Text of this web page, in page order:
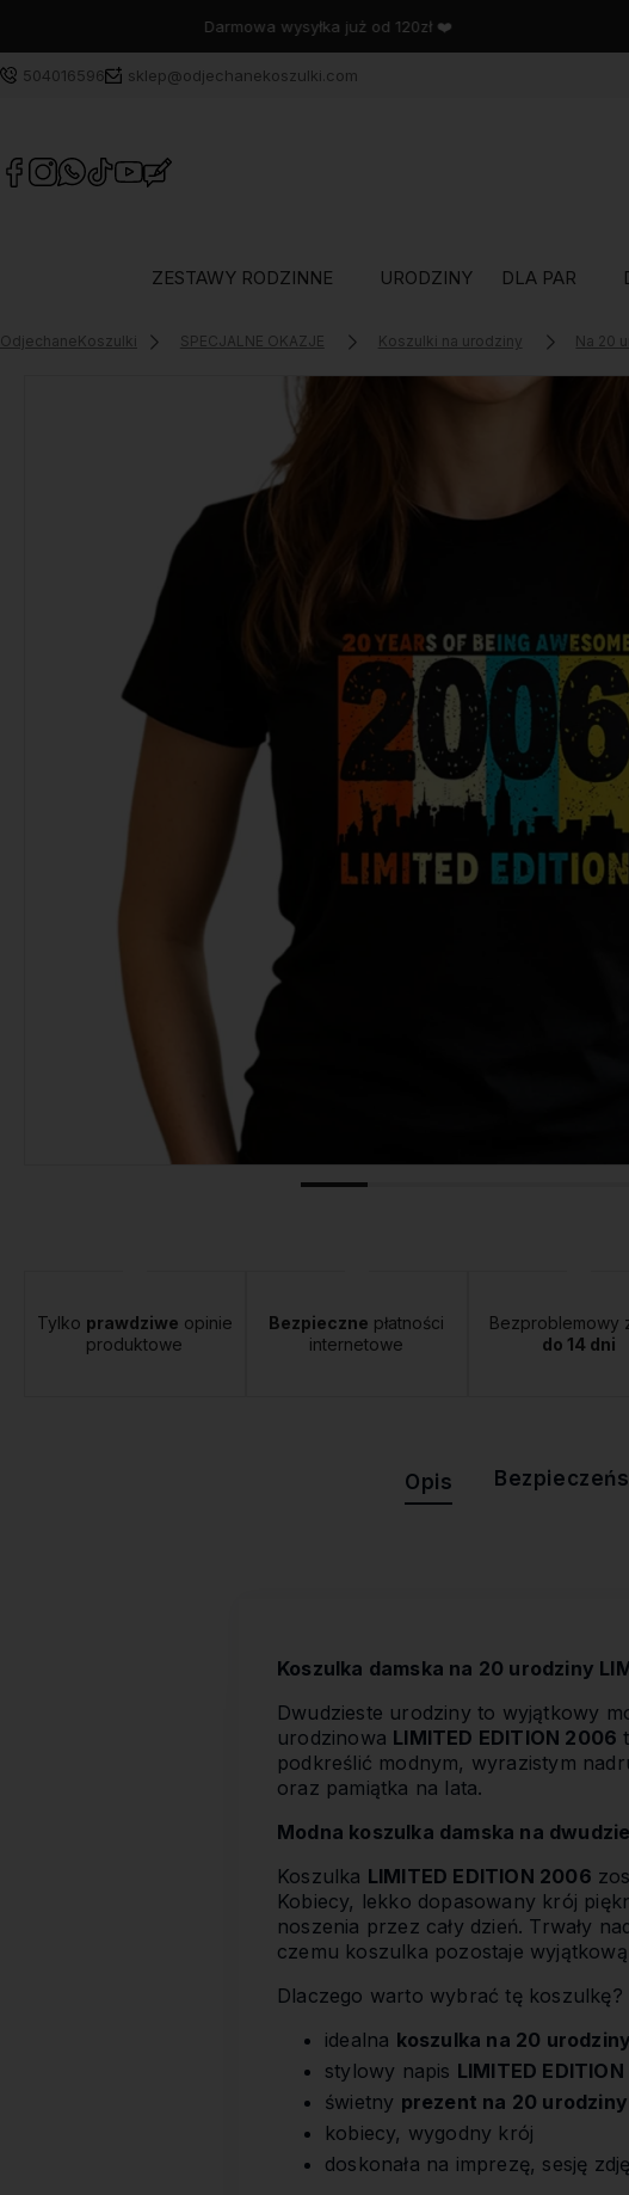
504016596 sklep@odjechanekoszulki.com
ZESTAWY RODZINNE URODZINY DLA PAR
OdjechaneKoszulki SPECJALNE OKAZJE Koszulki na urodziny Na 20
Tylko prawdziwe opinie
produktowe
Bezpieczne płatności
internetowe
Bezproblemowy
do 14 dni
- Orlen Paczka
Opis
Koszulka damska na 20 urodziny
Dwudzieste urodziny to wyjątkowy
urodzinowa LIMITED EDITION 2006
podkreślić modnym, wyrazistym
oraz pamiątka na lata.
Modna koszulka damska na
Koszulka LIMITED EDITION 2006
Kobiecy, lekko dopasowany krój
noszenia przez cały dzień. Trwały
czemu koszulka pozostaje
Dlaczego warto wybrać tę koszulkę?
idealna koszulka na 20
stylowy napis LIMITED
świetny prezent na 20 urodziny
kobiecy, wygodny krój
doskonała na imprezę, sesję